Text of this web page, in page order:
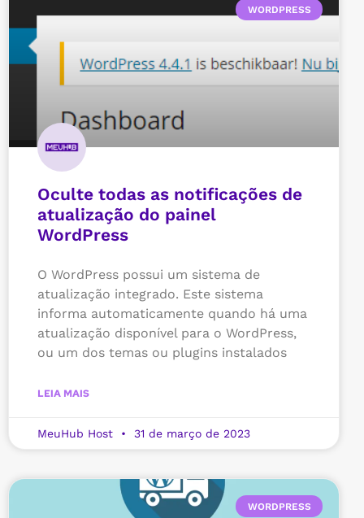
WORDPRESS
Oculte todas as notificações de
atualização do painel
WordPress
O WordPress possui um sistema de
atualização integrado. Este sistema
informa automaticamente quando há uma
atualização disponível para o WordPress,
ou um dos temas ou plugins instalados
LEIA MAIS
MeuHub Host 31 de março de 2023
WORDPRESS